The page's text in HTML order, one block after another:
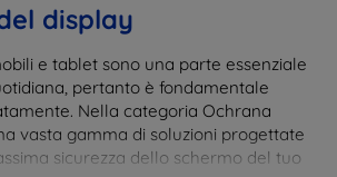
display
e tablet sono una parte essenziale
pertanto è fondamentale
Nella categoria Ochrana
vasta gamma di soluzioni progettate
sicurezza dello schermo del tuo